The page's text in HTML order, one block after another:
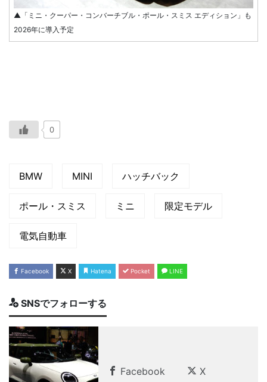
▲「ミニ・クーパー・コンバーチブル・ポール・スミス エディション」も
2026年に導入予定
0
BMW MINI ハッチバック
ポール・スミス ミニ 限定モデル
電気自動車
Facebook X Hatena Pocket LINE
SNSでフォローする
Facebook X